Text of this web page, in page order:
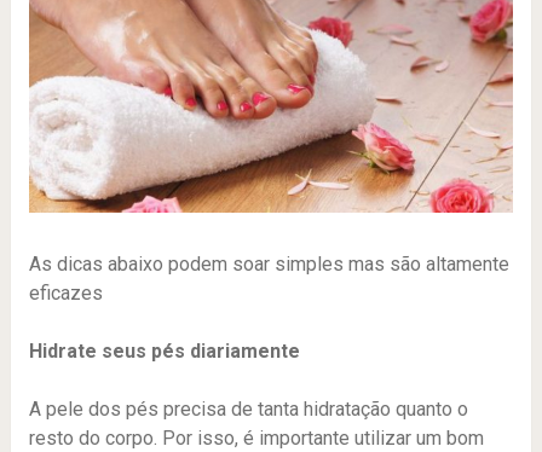
As dicas abaixo podem soar simples mas são altamente
eficazes
Hidrate seus pés diariamente
A pele dos pés precisa de tanta hidratação quanto o
resto do corpo. Por isso, é importante utilizar um bom